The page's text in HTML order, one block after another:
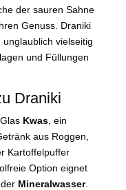
der sauren Sahne
Genuss. Draniki
vielseitig
und Füllungen
Draniki
Kwas, ein
aus Roggen,
Kartoffelpuffer
Option eignet
Mineralwasser.